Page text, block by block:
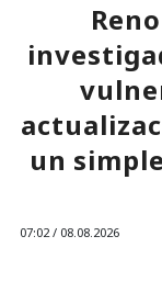
un
07:02 / 08.08.2026